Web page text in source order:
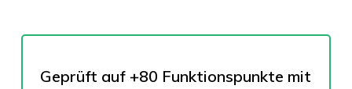
Geprüft auf +80 Funktionspunkte mit